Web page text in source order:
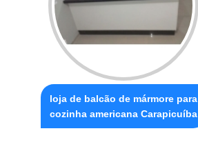
loja de balcão de mármore para
cozinha americana Carapicuíba